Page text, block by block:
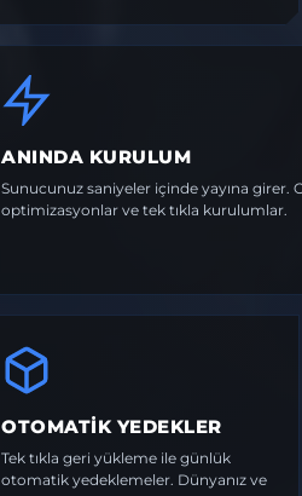
ANINDA KURULUM
Sunucunuz saniyeler içinde yayına girer.
optimizasyonlar ve tek tıkla kurulumlar.
OTOMATIK YEDEKLER
Tek tıkla geri yükleme ile günlük
otomatik yedeklemeler. Dünyanız ve